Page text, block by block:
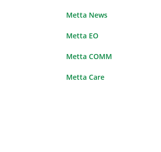
Metta News
Metta EO
Metta COMM
Metta Care